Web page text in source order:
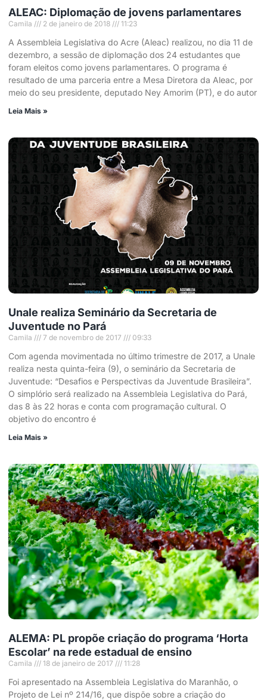
ALEAC: Diplomação de jovens parlamentares
Camila 2 de janeiro de 2018 11:23
A Assembleia Legislativa do Acre (Aleac) realizou, no dia 11 de
dezembro, a sessão de diplomação dos 24 estudantes que
foram eleitos como jovens parlamentares. O programa é
resultado de uma parceria entre a Mesa Diretora da Aleac, por
meio do seu presidente, deputado Ney Amorim (PT), e do autor
Leia Mais »
Unale realiza Seminário da Secretaria de
Juventude no Pará
Camila 7 de novembro de 2017 09:33
Com agenda movimentada no último trimestre de 2017, a Unale
realiza nesta quinta-feira (9), o seminário da Secretaria de
Juventude: “Desafios e Perspectivas da Juventude Brasileira”.
O simplório será realizado na Assembleia Legislativa do Pará,
das 8 às 22 horas e conta com programação cultural. O
objetivo do encontro é
Leia Mais »
ALEMA: PL propõe criação do programa ‘Horta
Escolar’ na rede estadual de ensino
Camila 18 de janeiro de 2017 11:28
Foi apresentado na Assembleia Legislativa do Maranhão, o
Projeto de Lei nº 214/16, que dispõe sobre a criação do